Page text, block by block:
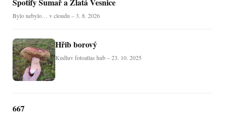
Bylo nebylo… v cloudu – 3. 8. 2026
Hřib borový
Kudluv fotoatlas hub – 23. 10. 2025
667